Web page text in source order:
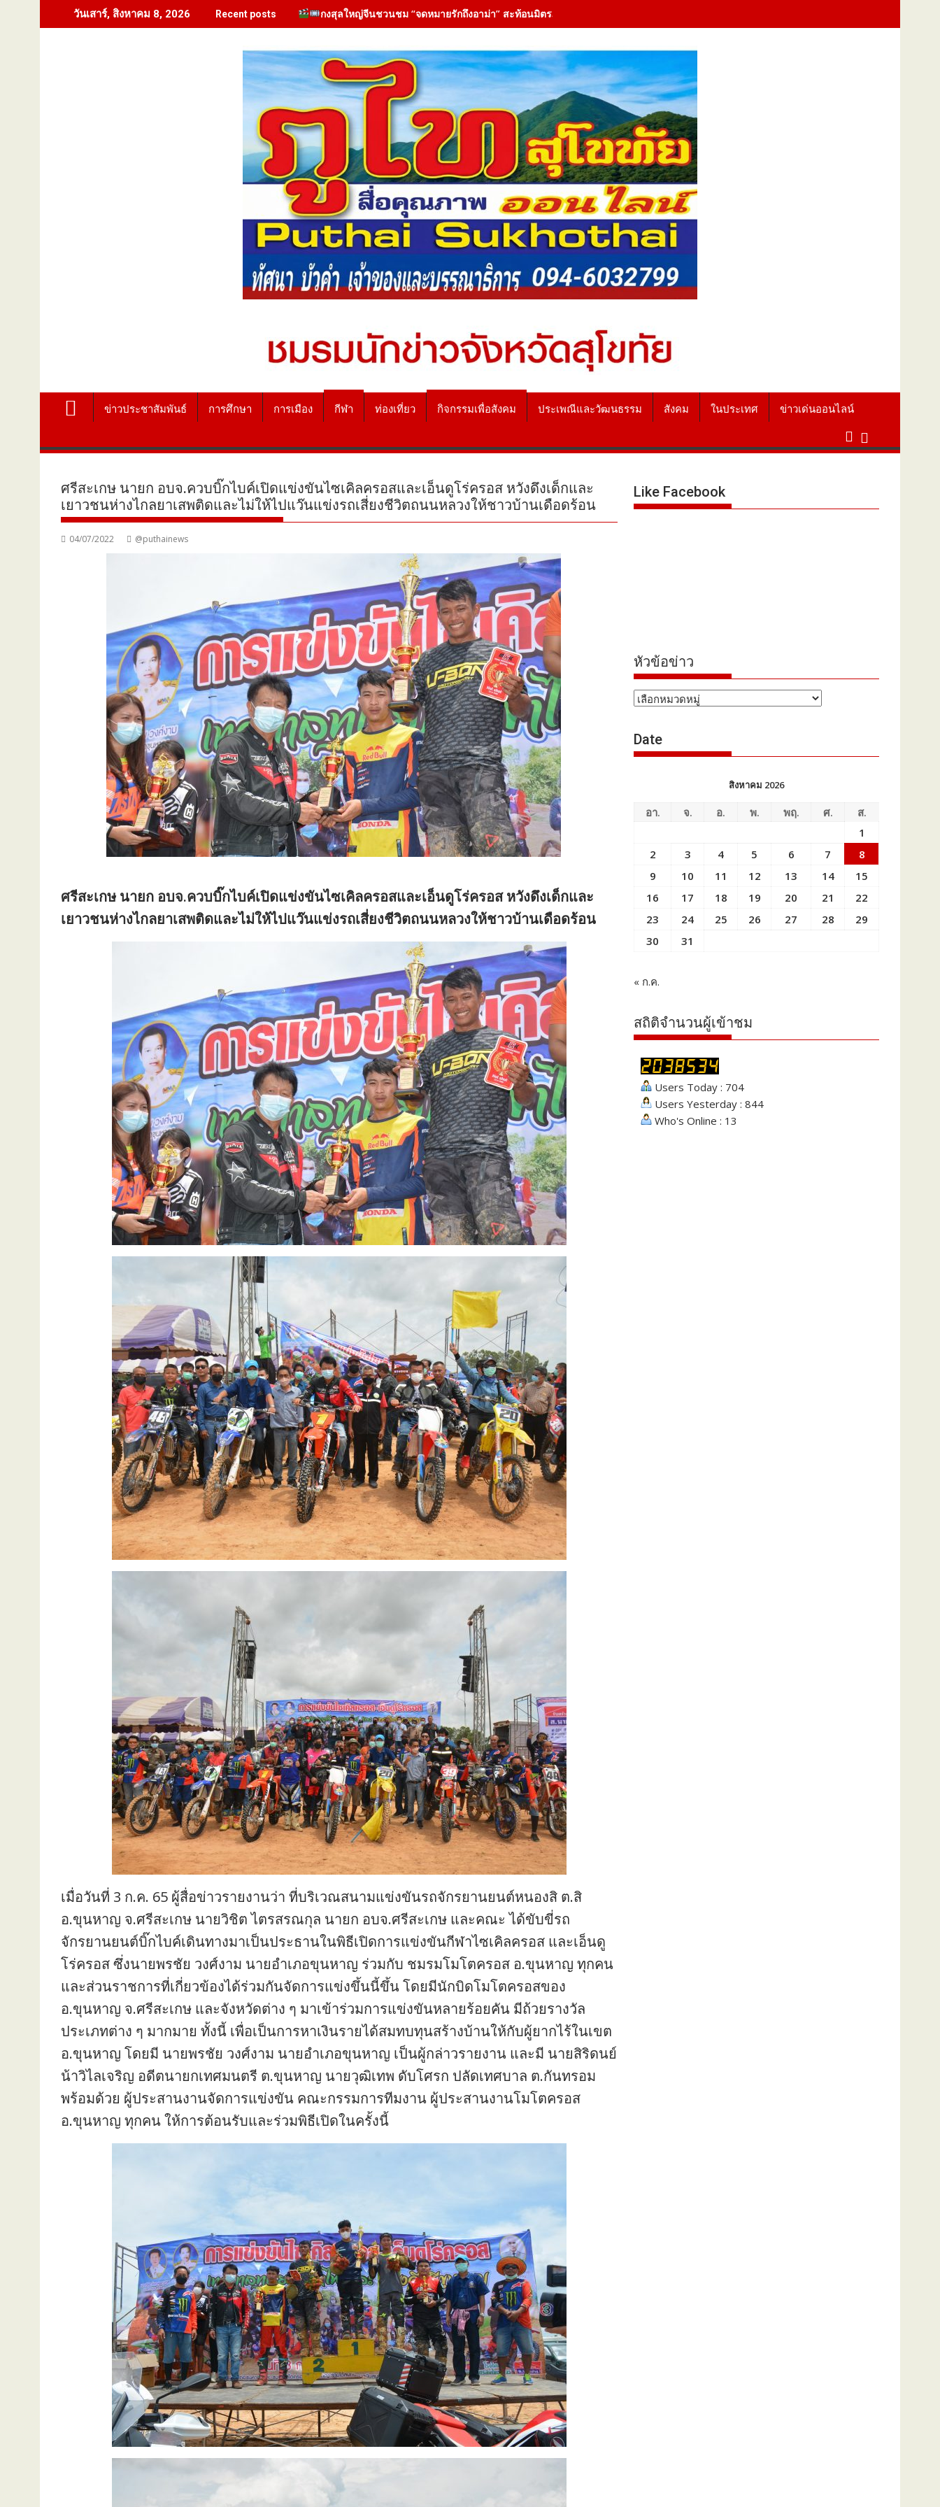
to
วันเสาร์, สิงหาคม 8, 2026 Recent posts กงสุลใหญ่จีนชวนชม “จดหมายรักถึงอาม่า” สะท้อนมิตรภาพไทย-จีนผ่านภาพยนตร์
ข่าวประชาสัมพันธ์ การศึกษา การเมือง กีฬา ท่องเที่ยว กิจกรรมเพื่อสังคม ประเพณีและวัฒนธรรม สังคม ในประเทศ ข่าวเด่นออนไลน์
ศรีสะเกษ นายก อบจ.ควบบิ๊กไบค์เปิดแข่งขันไซเคิลครอสและเอ็นดูโร่ครอส หวังดึงเด็กและ
เยาวชนห่างไกลยาเสพติดและไม่ให้ไปแว๊นแข่งรถเสี่ยงชีวิตถนนหลวงให้ชาวบ้านเดือดร้อน
04/07/2022 @puthainews
ศรีสะเกษ นายก อบจ.ควบบิ๊กไบค์เปิดแข่งขันไซเคิลครอสและเอ็นดูโร่ครอส หวังดึงเด็กและ
เยาวชนห่างไกลยาเสพติดและไม่ให้ไปแว๊นแข่งรถเสี่ยงชีวิตถนนหลวงให้ชาวบ้านเดือดร้อน
เมื่อวันที่ 3 ก.ค. 65 ผู้สื่อข่าวรายงานว่า ที่บริเวณสนามแข่งขันรถจักรยานยนต์หนองสิ ต.สิ
อ.ขุนหาญ จ.ศรีสะเกษ นายวิชิต ไตรสรณกุล นายก อบจ.ศรีสะเกษ และคณะ ได้ขับขี่รถ
จักรยานยนต์บิ๊กไบค์เดินทางมาเป็นประธานในพิธีเปิดการแข่งขันกีฬาไซเคิลครอส และเอ็นดู
โร่ครอส ซึ่งนายพรชัย วงศ์งาม นายอำเภอขุนหาญ ร่วมกับ ชมรมโมโตครอส อ.ขุนหาญ ทุกคน
และส่วนราชการที่เกี่ยวข้องได้ร่วมกันจัดการแข่งขึ้นนี้ขึ้น โดยมีนักบิดโมโตครอสของ
อ.ขุนหาญ จ.ศรีสะเกษ และจังหวัดต่าง ๆ มาเข้าร่วมการแข่งขันหลายร้อยคัน มีถ้วยรางวัล
ประเภทต่าง ๆ มากมาย ทั้งนี้ เพื่อเป็นการหาเงินรายได้สมทบทุนสร้างบ้านให้กับผู้ยากไร้ในเขต
อ.ขุนหาญ โดยมี นายพรชัย วงศ์งาม นายอำเภอขุนหาญ เป็นผู้กล่าวรายงาน และมี นายสิริดนย์
น้าวิไลเจริญ อดีตนายกเทศมนตรี ต.ขุนหาญ นายวุฒิเทพ ดับโศรก ปลัดเทศบาล ต.กันทรอม
พร้อมด้วย ผู้ประสานงานจัดการแข่งขัน คณะกรรมการทีมงาน ผู้ประสานงานโมโตครอส
อ.ขุนหาญ ทุกคน ให้การต้อนรับและร่วมพิธีเปิดในครั้งนี้
Like Facebook
หัวข้อข่าว
หัวข้อ
Date
สิงหาคม 2026
อา. จ. อ. พ. พฤ. ศ.
ส.
1
2
3 4 5 6 7
8
9
10 11 12 13 14
15
16
17 18 19 20 21
22
23
24 25 26 27 28
29
30
31
« ก.ค.
สถิติจำนวนผู้เข้าชม
Users Today : 704
Users Yesterday : 844
Who's Online : 13